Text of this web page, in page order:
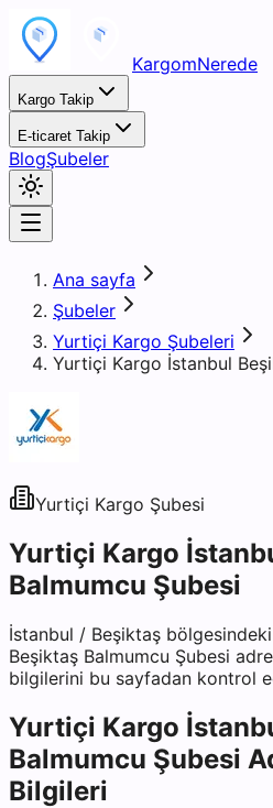
KargomNerede
Kargo Takip
E-ticaret Takip
BlogŞubeler
Ana sayfa
Şubeler
Yurtiçi Kargo Şubeleri
Yurtiçi Kargo İstanbul
Yurtiçi Kargo Şubesi
Yurtiçi Kargo
Balmumcu Şubesi
İstanbul / Beşiktaş bölgesindeki
Beşiktaş Balmumcu Şubesi
bilgilerini bu sayfadan kontrol
Yurtiçi Kargo
Balmumcu Şubesi
Bilgileri